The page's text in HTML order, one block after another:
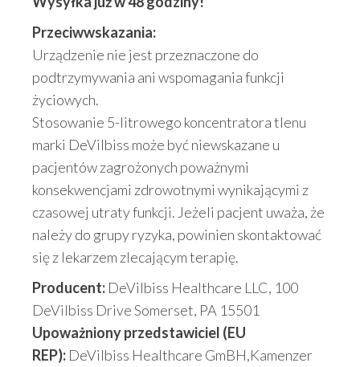
Przeciwwskazania:
Urządzenie nie jest przeznaczone do
podtrzymywania ani wspomagania funkcji
życiowych.
Stosowanie 5-litrowego koncentratora tlenu
marki DeVilbiss może być niewskazane u
pacjentów zagrożonych poważnymi
konsekwencjami zdrowotnymi wynikającymi z
czasowej utraty funkcji. Jeżeli pacjent uważa, że
należy do grupy ryzyka, powinien skontaktować
się z lekarzem zlecającym terapię.
Producent: DeVilbiss Healthcare LLC, 100
DeVilbiss Drive Somerset, PA 15501
Upoważniony przedstawiciel (EU
REP): DeVilbiss Healthcare GmBH,Kamenzer